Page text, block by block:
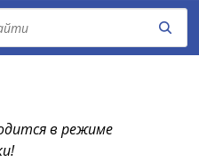
в режиме